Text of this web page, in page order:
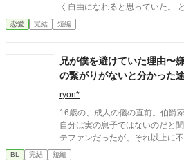
く自由になれると思っていた。 ところが数日後、侯爵家を訪れた
のは国王陛下本人。 「王妃教育を辞退されると困る。私の妃にな
ってほしい」 努力を踏みにじった王太子はすべてを失い、選ばれ
れながら、世界一幸せな王妃に
恋愛 完結 短編
兄が僕を避けていた理由〜
の繋がりがないと分かった
ryon*
16歳の、成人の儀の直前。伯爵
自分は実の息子ではないのだと聞かされる。 そ
テファンだったが、それ以上に
笑う横顔を見てショックを受ける。 幼い頃は仲の良かったリ
にここまで嫌われているのであ
BL 完結 短編